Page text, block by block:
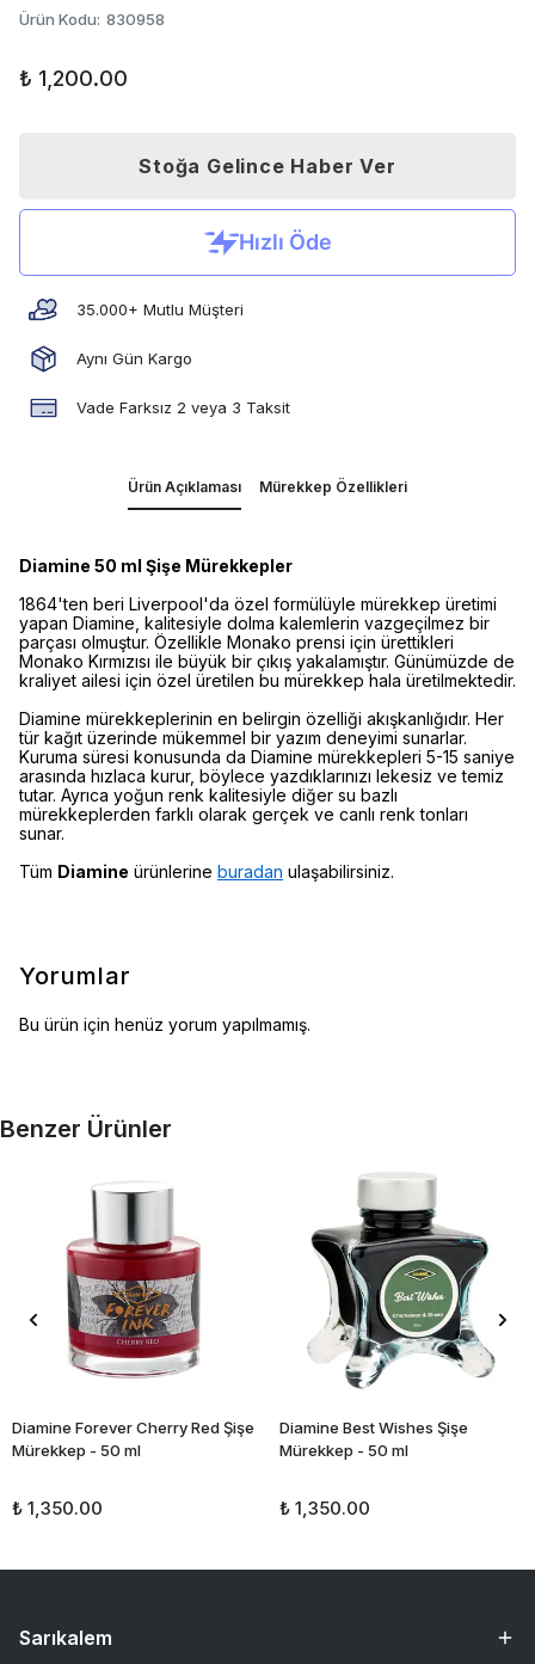
Ürün Kodu: 830958
₺ 1,200.00
Stoğa Gelince Haber Ver
35.000+ Mutlu Müşteri
Aynı Gün Kargo
Vade Farksız 2 veya 3 Taksit
Ürün Açıklaması Mürekkep Özellikleri
Diamine 50 ml Şişe Mürekkepler
1864'ten beri Liverpool'da özel formülüyle mürekkep üretimi
yapan Diamine, kalitesiyle dolma kalemlerin vazgeçilmez bir
parçası olmuştur. Özellikle Monako prensi için ürettikleri
Monako Kırmızısı ile büyük bir çıkış yakalamıştır. Günümüzde de
kraliyet ailesi için özel üretilen bu mürekkep hala üretilmektedir.
Diamine mürekkeplerinin en belirgin özelliği akışkanlığıdır. Her
tür kağıt üzerinde mükemmel bir yazım deneyimi sunarlar.
Kuruma süresi konusunda da Diamine mürekkepleri 5-15 saniye
arasında hızlaca kurur, böylece yazdıklarınızı lekesiz ve temiz
tutar. Ayrıca yoğun renk kalitesiyle diğer su bazlı
mürekkeplerden farklı olarak gerçek ve canlı renk tonları
sunar.
Tüm Diamine ürünlerine buradan ulaşabilirsiniz.
Yorumlar
Bu ürün için henüz yorum yapılmamış.
Benzer Ürünler
Diamine Forever Cherry Red Şişe
Mürekkep - 50 ml
₺ 1,350.00
Diamine Best Wishes Şişe
Mürekkep - 50 ml
₺ 1,350.00
Sarıkalem